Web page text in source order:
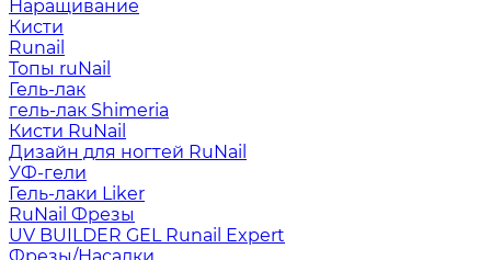
Наращивание
Кисти
Runail
Топы ruNail
Гель-лак
гель-лак Shimeria
Кисти RuNail
Дизайн для ногтей RuNail
УФ-гели
Гель-лаки Liker
RuNail Фрезы
UV BUILDER GEL Runail Expert